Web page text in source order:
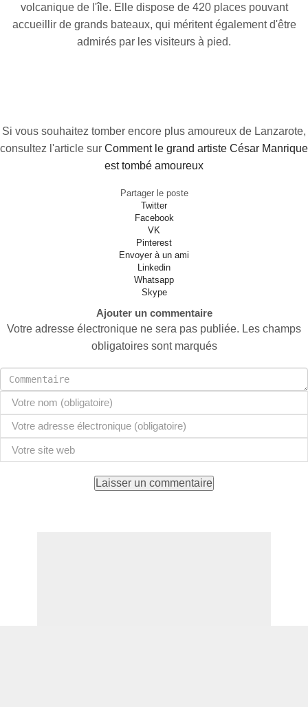
volcanique de l'île. Elle dispose de 420 places pouvant
accueillir de grands bateaux, qui méritent également d'être
admirés par les visiteurs à pied.
Si vous souhaitez tomber encore plus amoureux de Lanzarote,
consultez l'article sur Comment le grand artiste César Manrique
est tombé amoureux
Partager le poste
Twitter
Facebook
VK
Pinterest
Envoyer à un ami
Linkedin
Whatsapp
Skype
Ajouter un commentaire
Votre adresse électronique ne sera pas publiée. Les champs
obligatoires sont marqués